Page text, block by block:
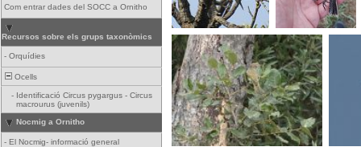
Com entrar dades del SOCC a Ornitho
Recursos sobre els grups taxonòmics
- Orquídies
Ocells
- Identificació Circus pygargus - Circus
macrourus (juvenils)
Nocmig a Ornitho
- El Nocmig- informació general